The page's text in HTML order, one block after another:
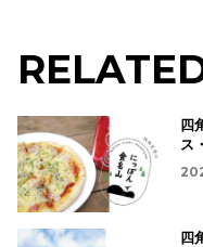
四
ス
四